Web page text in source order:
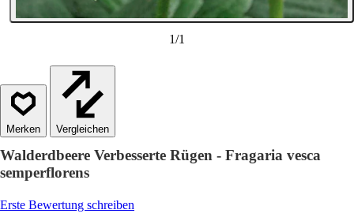
1/1
Vergleichen
Walderdbeere Verbesserte Rügen - Fragaria vesca
semperflorens
Erste Bewertung schreiben